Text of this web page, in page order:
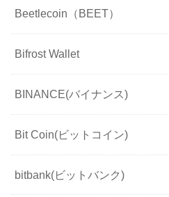
Beetlecoin（BEET）
Bifrost Wallet
BINANCE(バイナンス)
Bit Coin(ビットコイン)
bitbank(ビットバンク)